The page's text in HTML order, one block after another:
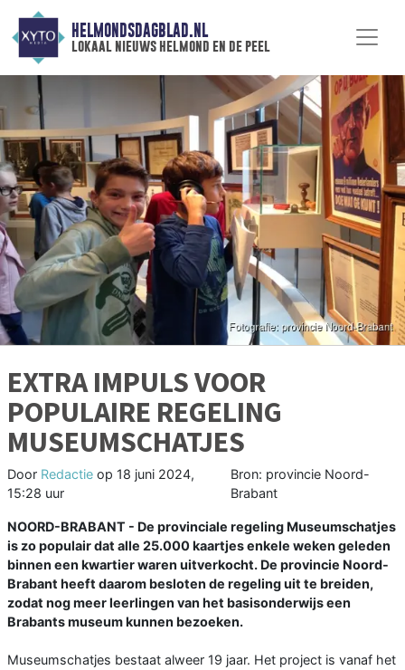
HELMONDSDAGBLAD.NL
lokaal nieuws helmond en de peel
EXTRA IMPULS VOOR
POPULAIRE REGELING
MUSEUMSCHATJES
Door Redactie op 18 juni 2024,
15:28 uur
Bron: provincie Noord-
Brabant
NOORD-BRABANT - De provinciale regeling Museumschatjes
is zo populair dat alle 25.000 kaartjes enkele weken geleden
binnen een kwartier waren uitverkocht. De provincie Noord-
Brabant heeft daarom besloten de regeling uit te breiden,
zodat nog meer leerlingen van het basisonderwijs een
Brabants museum kunnen bezoeken.
Museumschatjes bestaat alweer 19 jaar. Het project is vanaf het